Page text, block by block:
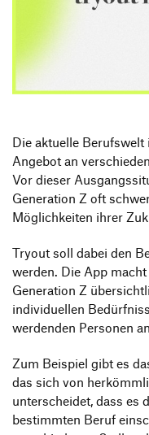
Transfer und
Produktgestaltung B.A.
Die aktuelle
Angebot an
Vor dieser
Generation Z oft
Möglichkeiten ihrer
Tryout soll dabei den
werden. Die App
Generation Z
individuellen
werdenden Personen
Zum Beispiel gibt es
das sich von
unterscheidet, dass es
bestimmten Beruf